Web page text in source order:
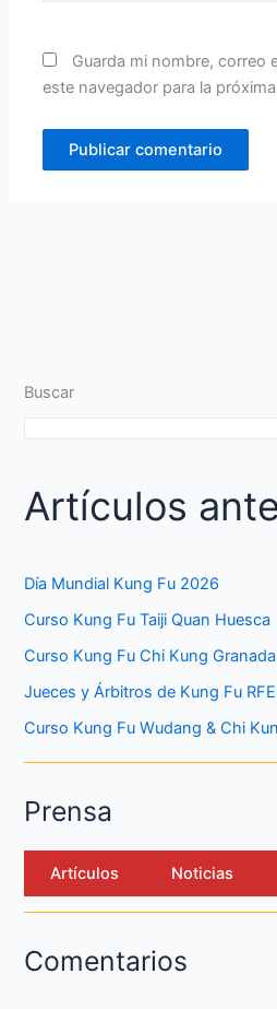
Guarda mi nombre, correo
este navegador para la
Buscar
Artículos
Día Mundial Kung Fu 2026
Curso Kung Fu Taiji Quan Huesca
Curso Kung Fu Chi Kung Granada
Jueces y Árbitros de Kung Fu
Curso Kung Fu Wudang & Chi
Prensa
Artículos Noticias
Comentarios